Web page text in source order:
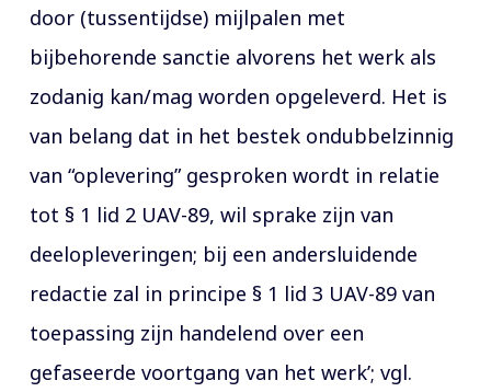
door (tussentijdse) mijlpalen met
bijbehorende sanctie alvorens het werk als
zodanig kan/mag worden opgeleverd. Het is
van belang dat in het bestek ondubbelzinnig
van “oplevering” gesproken wordt in relatie
tot § 1 lid 2 UAV-89, wil sprake zijn van
deelopleveringen; bij een andersluidende
redactie zal in principe § 1 lid 3 UAV-89 van
toepassing zijn handelend over een
gefaseerde voortgang van het werk’; vgl.